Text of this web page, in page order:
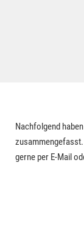
Nachfolgend
gerne per E-Mail